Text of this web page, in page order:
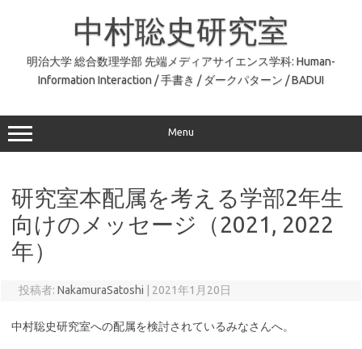
中村聡史研究室
明治大学 総合数理学部 先端メディアサイエンス学科: Human-
Information Interaction / 手書き / ダークパターン / BADUI
Menu
研究室本配属を考える学部2年生
向けのメッセージ（2021, 2022
年）
投稿者: NakamuraSatoshi 2021年1月20日
中村聡史研究室への配属を検討されているみなさんへ。